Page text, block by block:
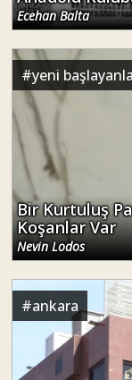
Ecehan Balta
#yeni
Bir Kurtuluş
Koşanlar Var
Nevin Lodos
#ankara